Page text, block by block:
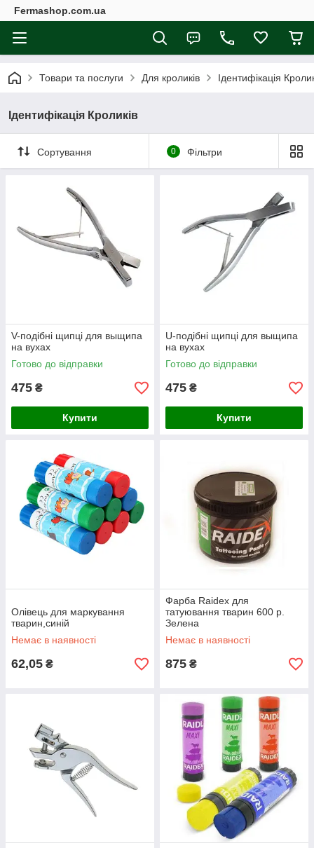
Fermashop.com.ua
Товари та послуги Для кроликів Ідентифікація
Ідентифікація Кроликів
Сортування 0 Фільтри
V-подібні щипці для выщипа
на вухах
Готово до відправки
475 ₴
Купити
U-подібні щипці для выщипа
на вухах
Готово до відправки
475 ₴
Купити
Олівець для маркування
тварин,синій
Немає в наявності
62,05 ₴
Фарба Raidex для
татуювання тварин 600 р.
Зелена
Немає в наявності
875 ₴